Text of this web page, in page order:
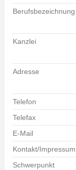
Berufsbezeichnung
Kanzlei
Adresse
Telefon
Telefax
E-Mail
Kontakt/Impressum
Schwerpunkt